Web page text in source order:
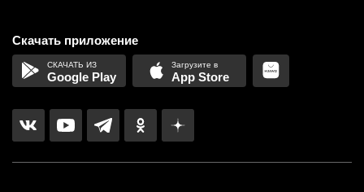
Скачать приложение
Google Play App Store